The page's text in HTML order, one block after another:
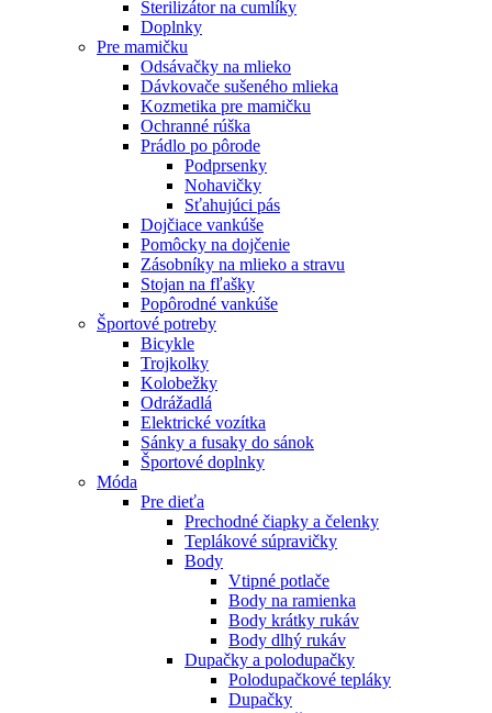
Sterilizátor na cumlíky
Doplnky
Pre mamičku
Odsávačky na mlieko
Dávkovače sušeného mlieka
Kozmetika pre mamičku
Ochranné rúška
Prádlo po pôrode
Podprsenky
Nohavičky
Sťahujúci pás
Dojčiace vankúše
Pomôcky na dojčenie
Zásobníky na mlieko a stravu
Stojan na fľašky
Popôrodné vankúše
Športové potreby
Bicykle
Trojkolky
Kolobežky
Odrážadlá
Elektrické vozítka
Sánky a fusaky do sánok
Športové doplnky
Móda
Pre dieťa
Prechodné čiapky a čelenky
Teplákové súpravičky
Body
Vtipné potlače
Body na ramienka
Body krátky rukáv
Body dlhý rukáv
Dupačky a polodupačky
Polodupačkové tepláky
Dupačky